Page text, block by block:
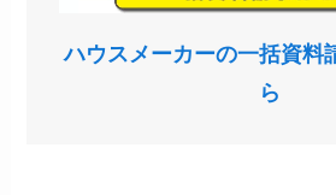
ハウスメーカーの一括資料
ら